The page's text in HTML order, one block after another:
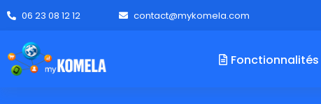
06 23 08 12 12 contact@mykomela.com
Fonctionnalités